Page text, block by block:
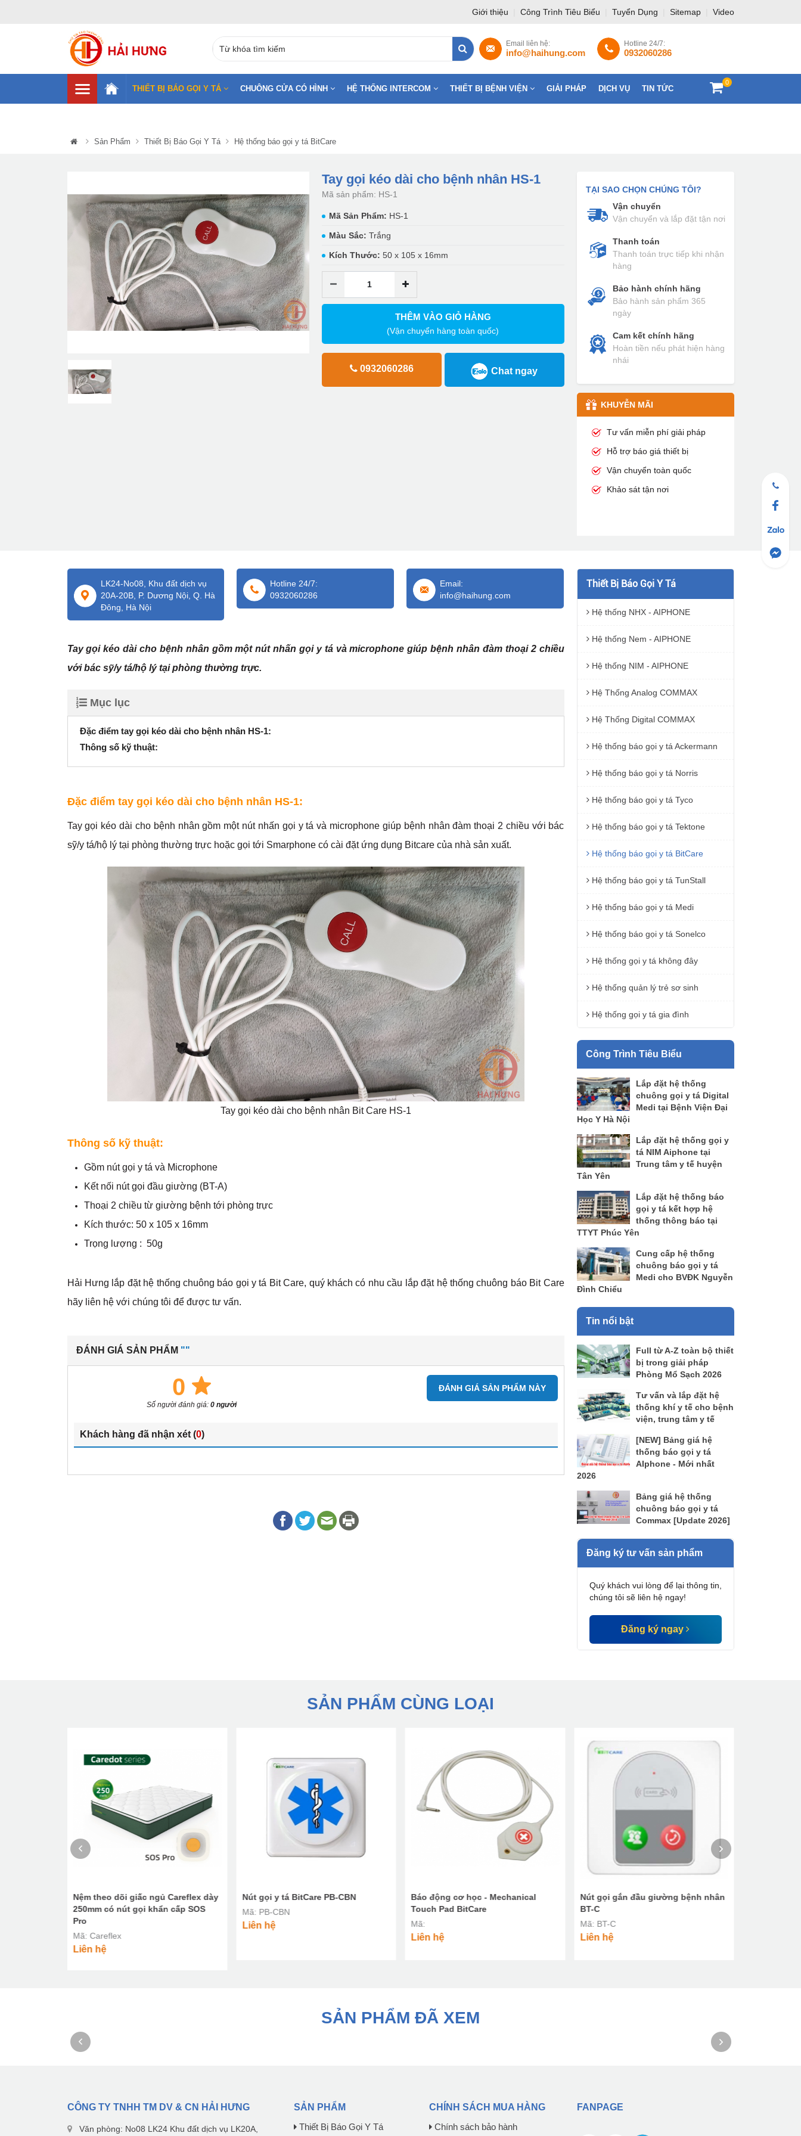
Giới thiệu Công Trình Tiêu Biểu Tuyển Dụng Sitemap Video
Hotline 24/7:
0932060286
Email liên hệ:
info@haihung.com
0
THIẾT BỊ BÁO GỌI Y TÁ CHUÔNG CỬA CÓ HÌNH HỆ THỐNG INTERCOM THIẾT BỊ BỆNH VIỆN GIẢI PHÁP DỊCH VỤ TIN TỨC
Sản Phẩm Thiết Bị Báo Gọi Y Tá Hệ thống báo gọi y tá BitCare
Tay gọi kéo dài cho bệnh nhân HS-1
Mã sản phẩm: HS-1
Mã Sản Phẩm: HS-1
Màu Sắc: Trắng
Kích Thước: 50 x 105 x 16mm
THÊM VÀO GIỎ HÀNG
(Vận chuyển hàng toàn quốc)
0932060286 Chat ngay
TẠI SAO CHỌN CHÚNG TÔI?
Vận chuyển
Vận chuyển và lắp đặt tận nơi
Thanh toán
Thanh toán trực tiếp khi nhận
hàng
Bảo hành chính hãng
Bảo hành sản phẩm 365
ngày
Cam kết chính hãng
Hoàn tiền nếu phát hiện hàng
nhái
KHUYỄN MÃI
Tư vấn miễn phí giải pháp
Hỗ trợ báo giá thiết bị
Vận chuyển toàn quốc
Khảo sát tận nơi
LK24-No08, Khu đất dịch vụ
20A-20B, P. Dương Nội, Q. Hà
Đông, Hà Nội
Hotline 24/7:
0932060286
Email:
info@haihung.com
Tay gọi kéo dài cho bệnh nhân gồm một nút nhấn gọi y tá và microphone giúp bệnh nhân đàm thoại 2 chiều
với bác sỹ/y tá/hộ lý tại phòng thường trực.
Mục lục
Đặc điểm tay gọi kéo dài cho bệnh nhân HS-1:
Thông số kỹ thuật:
Đặc điểm tay gọi kéo dài cho bệnh nhân HS-1:
Tay gọi kéo dài cho bệnh nhân gồm một nút nhấn gọi y tá và microphone giúp bệnh nhân đàm thoại 2 chiều với bác
sỹ/y tá/hộ lý tại phòng thường trực hoặc gọi tới Smarphone có cài đặt ứng dụng Bitcare của nhà sản xuất.
Tay gọi kéo dài cho bệnh nhân Bit Care HS-1
Thông số kỹ thuật:
Gồm nút gọi y tá và Microphone
Kết nối nút gọi đầu giường (BT-A)
Thoại 2 chiều từ giường bệnh tới phòng trực
Kích thước: 50 x 105 x 16mm
Trọng lượng : 50g
Hải Hưng lắp đặt hệ thống chuông báo gọi y tá Bit Care, quý khách có nhu cầu lắp đặt hệ thống chuông báo Bit Care
hãy liên hệ với chúng tôi để đượctư vấn.
ĐÁNH GIÁ SẢN PHẨM ""
0
Số người đánh giá: 0 người
ĐÁNH GIÁ SẢN PHẨM NÀY
Khách hàng đã nhận xét (0)
Thiết Bị Báo Gọi Y Tá
Hệ thống NHX - AIPHONE
Hệ thống Nem - AIPHONE
Hệ thống NIM - AIPHONE
Hệ Thống Analog COMMAX
Hệ Thống Digital COMMAX
Hệ thống báo gọi y tá Ackermann
Hệ thống báo gọi y tá Norris
Hệ thống báo gọi y tá Tyco
Hệ thống báo gọi y tá Tektone
Hệ thống báo gọi y tá BitCare
Hệ thống báo gọi y tá TunStall
Hệ thống báo gọi y tá Medi
Hệ thống báo gọi y tá Sonelco
Hệ thống gọi y tá không đây
Hệ thống quản lý trẻ sơ sinh
Hệ thống gọi y tá gia đình
Công Trình Tiêu Biểu
Lắp đặt hệ thống
chuông gọi y tá Digital
Medi tại Bệnh Viện Đại
Học Y Hà Nội
Lắp đặt hệ thống gọi y
tá NIM Aiphone tại
Trung tâm y tế huyện
Tân Yên
Lắp đặt hệ thống báo
gọi y tá kết hợp hệ
thống thông báo tại
TTYT Phúc Yên
Cung cấp hệ thống
chuông báo gọi y tá
Medi cho BVĐK Nguyễn
Đình Chiểu
Tin nổi bật
Full từ A-Z toàn bộ thiết
bị trong giải pháp
Phòng Mổ Sạch 2026
Tư vấn và lắp đặt hệ
thống khí y tế cho bệnh
viện, trung tâm y tế
[NEW] Bảng giá hệ
thống báo gọi y tá
AIphone - Mới nhất
2026
Bảng giá hệ thống
chuông báo gọi y tá
Commax [Update 2026]
Đăng ký tư vấn sản phẩm
Quý khách vui lòng để lại thông tin,
chúng tôi sẽ liên hệ ngay!
Đăng ký ngay
SẢN PHẨM CÙNG LOẠI
Nệm theo dõi giấc ngủ Careflex dày
250mm có nút gọi khẩn cấp SOS
Pro
Mã: Careflex
Liên hệ
Nút gọi y tá BitCare PB-CBN
Mã: PB-CBN
Liên hệ
Báo động cơ học - Mechanical
Touch Pad BitCare
Mã:
Liên hệ
Nút gọi gắn đầu giường bệnh nhân
BT-C
Mã: BT-C
Liên hệ
SẢN PHẨM ĐÃ XEM
CÔNG TY TNHH TM DV & CN HẢI HƯNG
Văn phòng: No08 LK24 Khu đất dịch vụ LK20A,
SẢN PHẨM
Thiết Bị Báo Gọi Y Tá
CHÍNH SÁCH MUA HÀNG
Chính sách bảo hành
FANPAGE